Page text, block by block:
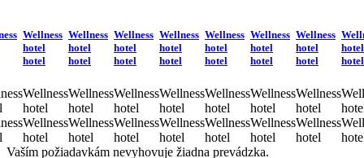
Wellness
hotel
hotel
Wellness
hotel
Wellness
hotel
Wellness
hotel
hotel
Wellness
hotel
Wellness
hotel
Wellness
hotel
hotel
Wellness
hotel
Wellness
hotel
Wellness
hotel
hotel
Wellness
hotel
Wellness
hotel
Wellness
hotel
hotel
Wellness
hotel
Wellness
hotel
Wellness
hotel
hotel
Wellness
hotel
Wellness
hotel
Wellness
hotel
hotel
Wellness
hotel
Wellness
hotel
hotel
hotel
Vaším požiadavkám nevyhovuje žiadna prevádzka.